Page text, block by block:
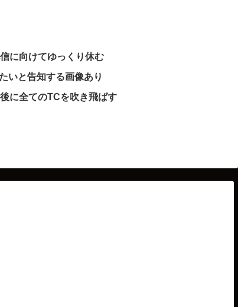
に向けてゆっくり休む
いと告知する画像あり
に全てのTCを吹き飛ばす